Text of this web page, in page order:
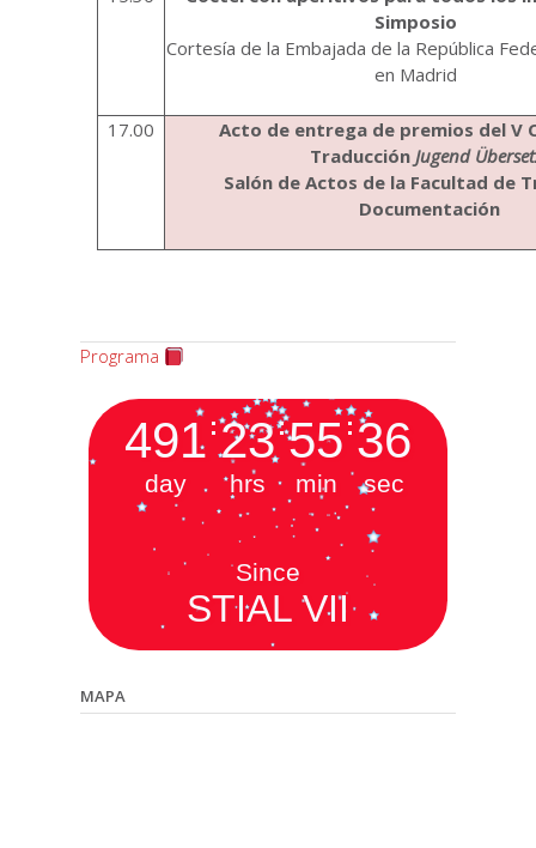
Simposio
Cortesía de la Embajada de la República
en Madrid
17.00
Acto de entrega de premios del V
Traducción Jugend
Salón de Actos de la Facultad de
Documentación
Programa
491
day
:23
hrs
:55
min
: 38
sec
Since
STIAL VII
MAPA